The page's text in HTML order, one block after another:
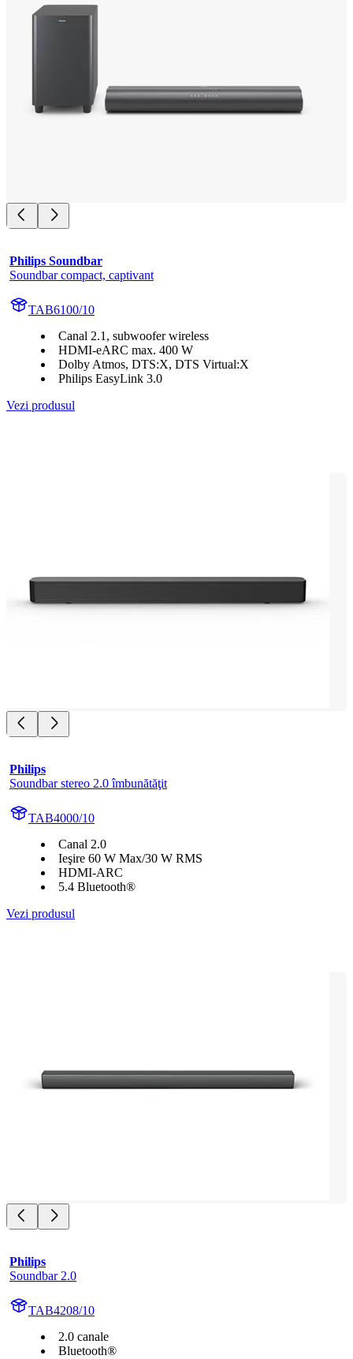
Philips Soundbar
Soundbar compact, captivant
TAB6100/10
Canal 2.1, subwoofer wireless
HDMI-eARC max. 400 W
Dolby Atmos, DTS:X, DTS Virtual:X
Philips EasyLink 3.0
Vezi produsul
Philips
Soundbar stereo 2.0 îmbunătăţit
TAB4000/10
Canal 2.0
Ieşire 60 W Max/30 W RMS
HDMI-ARC
5.4 Bluetooth®
Vezi produsul
Philips
Soundbar 2.0
TAB4208/10
2.0 canale
Bluetooth®